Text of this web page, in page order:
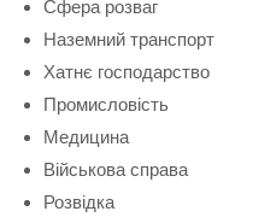
Сфера розваг
Наземний транспорт
Хатнє господарство
Промисловість
Медицина
Військова справа
Розвідка